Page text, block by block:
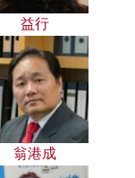
益行
翁港成